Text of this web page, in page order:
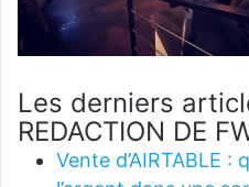
Les derniers
REDACTION DE
Vente d’AIRTABLE